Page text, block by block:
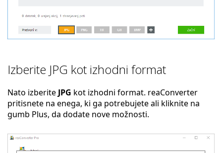
Izberite JPG kot izhodni format
Nato izberite JPG kot izhodni format. reaConverter
pritisnete na enega, ki ga potrebujete ali kliknite na
gumb Plus, da dodate nove možnosti.